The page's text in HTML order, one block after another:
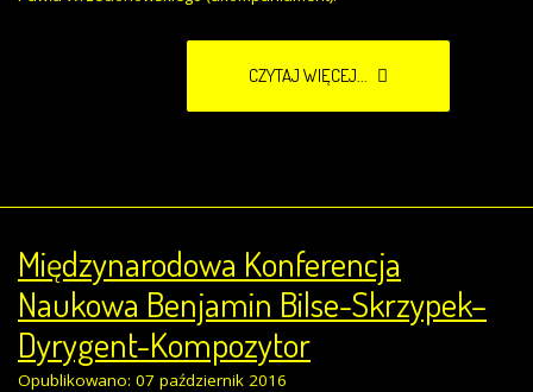
CZYTAJ WIĘCEJ...
Międzynarodowa Konferencja
Naukowa Benjamin Bilse-Skrzypek–
Dyrygent-Kompozytor
Opublikowano: 07 październik 2016